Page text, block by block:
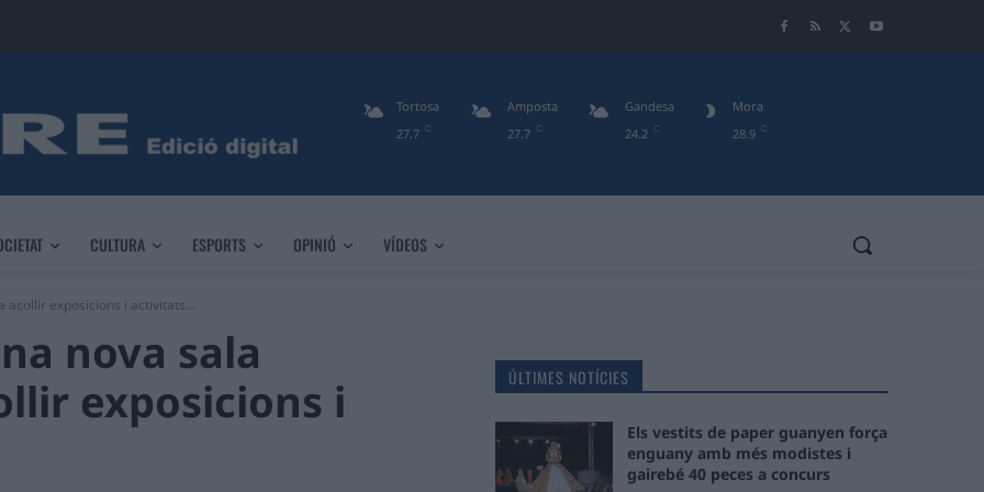
27.7 C
Tortosa
27.7 C
Amposta
24.2 C
Gandesa
28.9 C
Mora
CULTURA ESPORTS OPINIÓ VÍDEOS
acollir exposicions i activitats...
nova sala
exposicions i
ÚLTIMES NOTÍCIES
Els vestits de paper guanyen força
enguany amb més modistes i
gairebé 40 peces a concurs